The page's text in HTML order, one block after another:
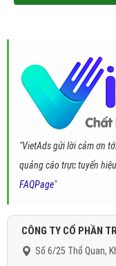
"VietAds gửi lời cảm ơn
quảng cáo trực tuyến
FAQPage"
CÔNG TY CỔ PHẦN
Số 6/25 Thổ Quan,